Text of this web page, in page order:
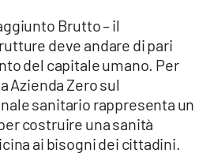
Brutto – il
deve andare di pari
del capitale umano. Per
Azienda Zero sul
sanitario rappresenta un
costruire una sanità
ai bisogni dei cittadini.